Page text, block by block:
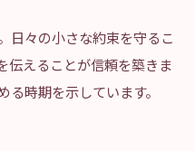
日々の小さな約束を守るこ
伝えることが信頼を築きま
る時期を示しています。